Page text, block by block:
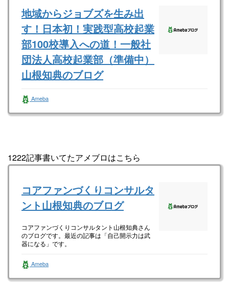
地域からジョブズを生み出
す！日本初！実践型高校起業
部100校導入への道！一般社
団法人高校起業部（準備中）
山根知典のブログ
一般社団法人全国高校起業部（準備中） 山根
知典さんのブログです。最近の記事は「ゴール
は常に確認せよ！（画像あり）」です。
Ameba
1222記事書いてたアメブロはこちら
コアファンづくりコンサルタ
ント山根知典のブログ
コアファンづくりコンサルタント山根知典さん
のブログです。最近の記事は「自己開示力は武
器になる」です。
Ameba